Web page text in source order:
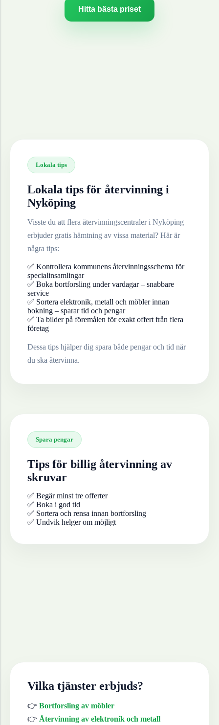
Hitta bästa priset
Lokala tips
Lokala tips för återvinning i
Nyköping
Visste du att flera återvinningscentraler i Nyköping
erbjuder gratis hämtning av vissa material? Här är
några tips:
✅ Kontrollera kommunens återvinningsschema för
specialinsamlingar
✅ Boka bortforsling under vardagar – snabbare
service
✅ Sortera elektronik, metall och möbler innan
bokning – sparar tid och pengar
✅ Ta bilder på föremålen för exakt offert från flera
företag
Dessa tips hjälper dig spara både pengar och tid när
du ska återvinna.
Spara pengar
Tips för billig återvinning av
skruvar
✅ Begär minst tre offerter
✅ Boka i god tid
✅ Sortera och rensa innan bortforsling
✅ Undvik helger om möjligt
Vilka tjänster erbjuds?
👉 Bortforsling av möbler
👉 Återvinning av elektronik och metall